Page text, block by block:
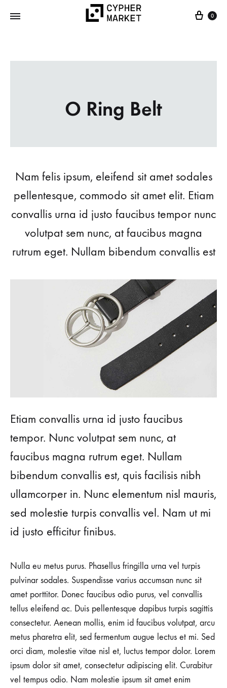
IRL
0
O Ring Belt
Nam felis ipsum, eleifend sit amet sodales
pellentesque, commodo sit amet elit. Etiam
convallis urna id justo faucibus tempor nunc
volutpat sem nunc, at faucibus magna
rutrum eget. Nullam bibendum convallis est
Etiam convallis urna id justo faucibus
tempor. Nunc volutpat sem nunc, at
faucibus magna rutrum eget. Nullam
bibendum convallis est, quis facilisis nibh
ullamcorper in. Nunc elementum nisl mauris,
sed molestie turpis convallis vel. Nam ut mi
id justo efficitur finibus.
Nulla eu metus purus. Phasellus fringilla urna vel turpis
pulvinar sodales. Suspendisse varius accumsan nunc sit
amet porttitor. Donec faucibus odio purus, vel convallis
tellus eleifend ac. Duis pellentesque dapibus turpis sagittis
consectetur. Aenean mollis, enim id faucibus volutpat, arcu
metus pharetra elit, sed fermentum augue lectus et mi. Sed
orci diam, molestie vitae nisl et, luctus tempor dolor. Lorem
ipsum dolor sit amet, consectetur adipiscing elit. Curabitur
vel tempus odio. Nam molestie ipsum sit amet enim